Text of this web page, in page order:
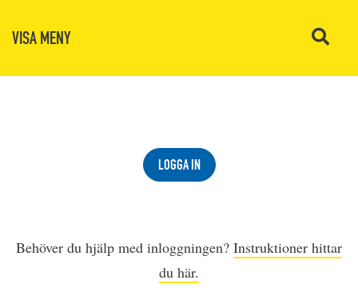
VISA MENY
LOGGA IN
Behöver du hjälp med inloggningen? Instruktioner hittar
du här.